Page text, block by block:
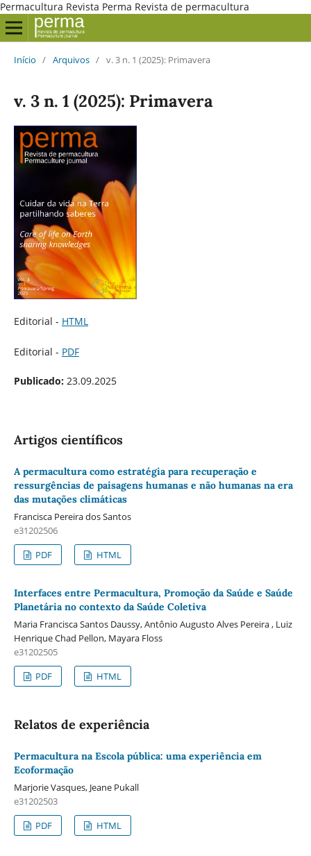
Permacultura Revista Perma Revista de permacultura
Início / Arquivos / v. 3 n. 1 (2025): Primavera
v. 3 n. 1 (2025): Primavera
Editorial - HTML
Editorial - PDF
Publicado: 23.09.2025
Artigos científicos
A permacultura como estratégia para recuperação e
ressurgências de paisagens humanas e não humanas na era
das mutações climáticas
Francisca Pereira dos Santos
e31202506
PDF
HTML
Interfaces entre Permacultura, Promoção da Saúde e Saúde
Planetária no contexto da Saúde Coletiva
Maria Francisca Santos Daussy, Antônio Augusto Alves Pereira , Luiz
Henrique Chad Pellon, Mayara Floss
e31202505
PDF
HTML
Relatos de experiência
Permacultura na Escola pública: uma experiência em
Ecoformação
Marjorie Vasques, Jeane Pukall
e31202503
PDF
HTML